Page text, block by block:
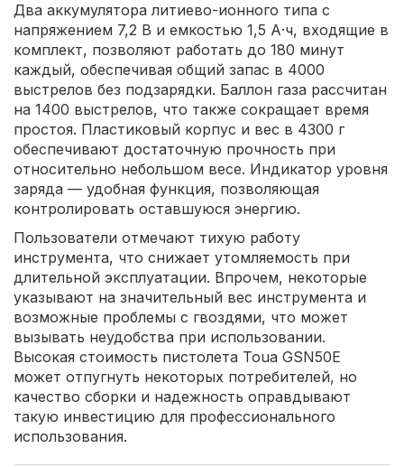
Два аккумулятора литиево-ионного типа с
напряжением 7,2 В и емкостью 1,5 А·ч, входящие в
комплект, позволяют работать до 180 минут
каждый, обеспечивая общий запас в 4000
выстрелов без подзарядки. Баллон газа рассчитан
на 1400 выстрелов, что также сокращает время
простоя. Пластиковый корпус и вес в 4300 г
обеспечивают достаточную прочность при
относительно небольшом весе. Индикатор уровня
заряда — удобная функция, позволяющая
контролировать оставшуюся энергию.
Пользователи отмечают тихую работу
инструмента, что снижает утомляемость при
длительной эксплуатации. Впрочем, некоторые
указывают на значительный вес инструмента и
возможные проблемы с гвоздями, что может
вызывать неудобства при использовании.
Высокая стоимость пистолета Toua GSN50E
может отпугнуть некоторых потребителей, но
качество сборки и надежность оправдывают
такую инвестицию для профессионального
использования.